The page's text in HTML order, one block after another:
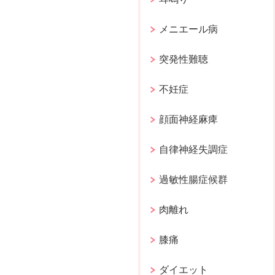
メニエール病
突発性難聴
不妊症
顔面神経麻痺
自律神経失調症
過敏性腸症候群
肉離れ
膝痛
ダイエット